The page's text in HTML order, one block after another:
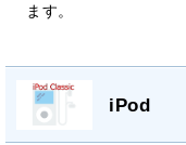
ます。
iPod